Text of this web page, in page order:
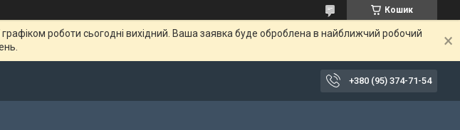
Кошик
роботи сьогодні вихідний. Ваша заявка буде оброблена в найближчий робочий
+380 (95) 374-71-54